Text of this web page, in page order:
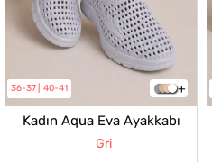
36-37 40-41
Kadın Aqua Eva Ayakkabı
Gri